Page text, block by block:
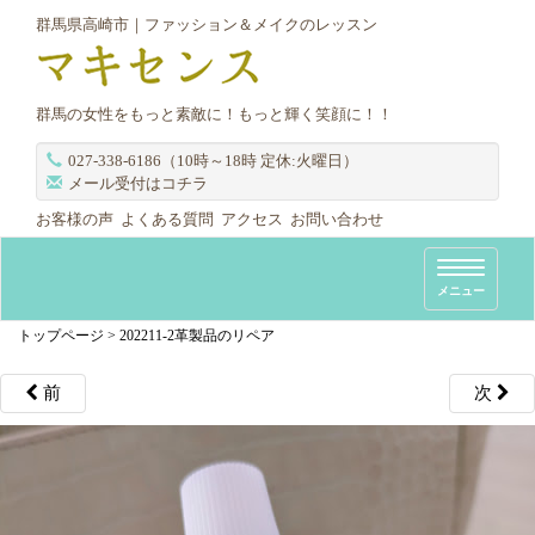
群馬県高崎市｜ファッション＆メイクのレッスン
群馬の女性をもっと素敵に！もっと輝く笑顔に！！
027-338-6186（10時～18時 定休:火曜日）
メール受付はコチラ
お客様の声 よくある質問 アクセス お問い合わせ
T
o
e
メニュー
トップページ > 202211-2革製品のリペア
前 次